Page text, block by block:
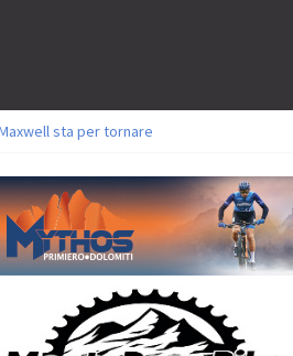
sta per tornare
Ghibaudo, Grossmann e Gallis.
Brianza: l’ultima sfida agonistica di una
Relay firma il secondo argento azzurro a